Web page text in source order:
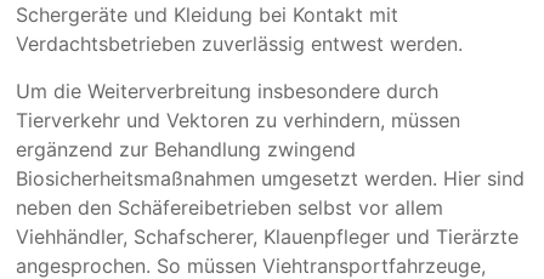
Schergeräte und Kleidung bei Kontakt mit
Verdachtsbetrieben zuverlässig entwest werden.
Um die Weiterverbreitung insbesondere durch
Tierverkehr und Vektoren zu verhindern, müssen
ergänzend zur Behandlung zwingend
Biosicherheitsmaßnahmen umgesetzt werden. Hier sind
neben den Schäfereibetrieben selbst vor allem
Viehhändler, Schafscherer, Klauenpfleger und Tierärzte
angesprochen. So müssen Viehtransportfahrzeuge,